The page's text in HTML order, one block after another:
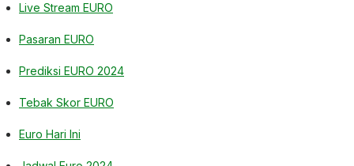
Live Stream EURO
Pasaran EURO
Prediksi EURO 2024
Tebak Skor EURO
Euro Hari Ini